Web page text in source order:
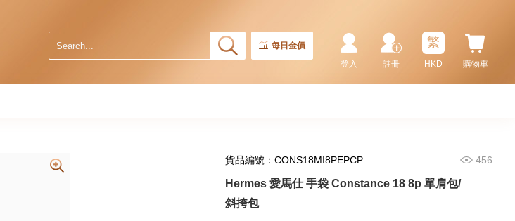
每日金價
購物車
繁
HKD
註冊
登入
貨品編號：CONS18MI8PEPCP 456
Hermes 愛馬仕 手袋 Constance 18 8p 單肩包/
斜挎包